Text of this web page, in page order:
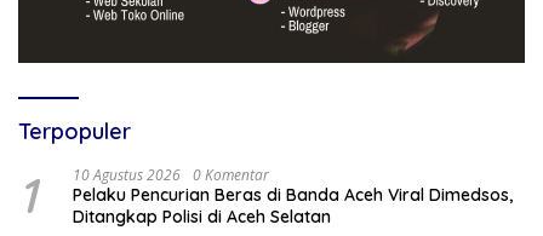
Terpopuler
1 10 Agustus 2026 0 Komentar
Pelaku Pencurian Beras di Banda Aceh Viral Dimedsos,
Ditangkap Polisi di Aceh Selatan